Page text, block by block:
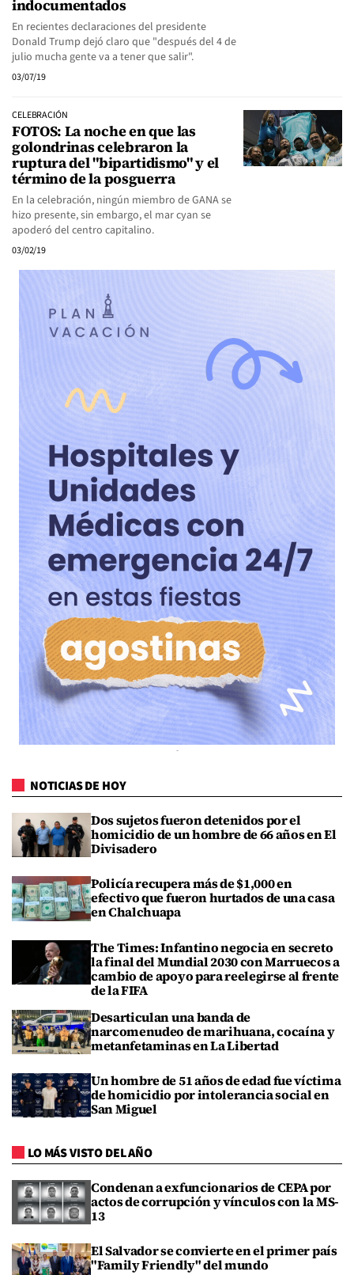
indocumentados
En recientes declaraciones del presidente
Donald Trump dejó claro que "después del 4 de
julio mucha gente va a tener que salir".
03/07/19
CELEBRACIÓN
FOTOS: La noche en que las
golondrinas celebraron la
ruptura del "bipartidismo" y el
término de la posguerra
En la celebración, ningún miembro de GANA se
hizo presente, sin embargo, el mar cyan se
apoderó del centro capitalino.
03/02/19
NOTICIAS DE HOY
Dos sujetos fueron detenidos por el
homicidio de un hombre de 66 años en El
Divisadero
Policía recupera más de $1,000 en
efectivo que fueron hurtados de una casa
en Chalchuapa
The Times: Infantino negocia en secreto
la final del Mundial 2030 con Marruecos a
cambio de apoyo para reelegirse al frente
de la FIFA
Desarticulan una banda de
narcomenudeo de marihuana, cocaína y
metanfetaminas en La Libertad
Un hombre de 51 años de edad fue víctima
de homicidio por intolerancia social en
San Miguel
LO MÁS VISTO DEL AÑO
Condenan a exfuncionarios de CEPA por
actos de corrupción y vínculos con la MS-
13
El Salvador se convierte en el primer país
"Family Friendly" del mundo